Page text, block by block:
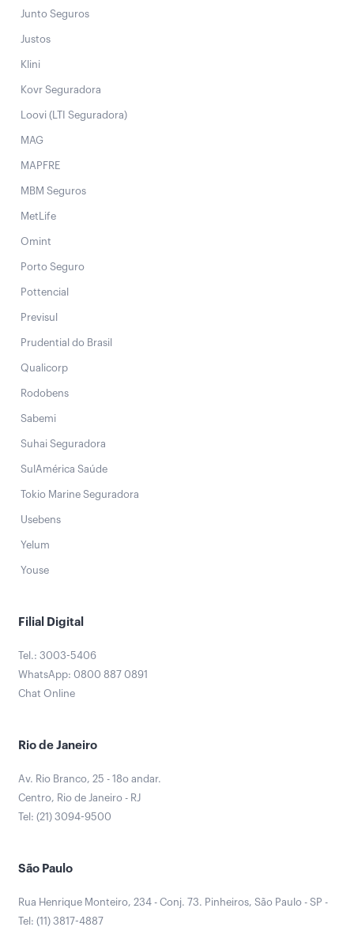
Junto Seguros
Justos
Klini
Kovr Seguradora
Loovi (LTI Seguradora)
MAG
MAPFRE
MBM Seguros
MetLife
Omint
Porto Seguro
Pottencial
Previsul
Prudential do Brasil
Qualicorp
Rodobens
Sabemi
Suhai Seguradora
SulAmérica Saúde
Tokio Marine Seguradora
Usebens
Yelum
Youse
Filial Digital
Tel.: 3003-5406
WhatsApp: 0800 887 0891
Chat Online
Rio de Janeiro
Av. Rio Branco, 25 - 18o andar.
Centro, Rio de Janeiro - RJ
Tel: (21) 3094-9500
São Paulo
Rua Henrique Monteiro, 234 - Conj. 73. Pinheiros, São Paulo - SP -
Tel: (11) 3817-4887